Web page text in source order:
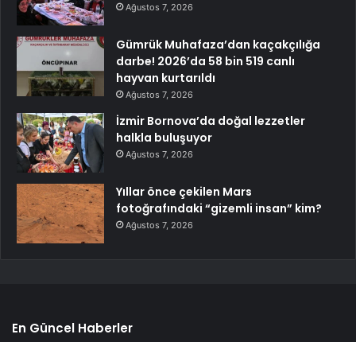
Ağustos 7, 2026
Gümrük Muhafaza’dan kaçakçılığa
darbe! 2026’da 58 bin 519 canlı
hayvan kurtarıldı
Ağustos 7, 2026
İzmir Bornova’da doğal lezzetler
halkla buluşuyor
Ağustos 7, 2026
Yıllar önce çekilen Mars
fotoğrafındaki “gizemli insan” kim?
Ağustos 7, 2026
En Güncel Haberler